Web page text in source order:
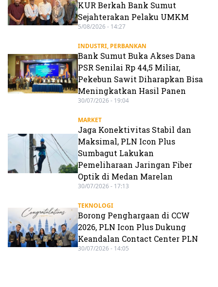
KUR Berkah Bank Sumut
Sejahterakan Pelaku UMKM
5/08/2026 - 14:27
INDUSTRI, PERBANKAN
Bank Sumut Buka Akses Dana
PSR Senilai Rp 44,5 Miliar,
Pekebun Sawit Diharapkan Bisa
Meningkatkan Hasil Panen
30/07/2026 - 19:04
MARKET
Jaga Konektivitas Stabil dan
Maksimal, PLN Icon Plus
Sumbagut Lakukan
Pemeliharaan Jaringan Fiber
Optik di Medan Marelan
30/07/2026 - 17:13
TEKNOLOGI
Borong Penghargaan di CCW
2026, PLN Icon Plus Dukung
Keandalan Contact Center PLN
30/07/2026 - 14:05